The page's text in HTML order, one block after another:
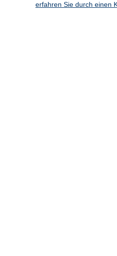
erfahren Sie durch einen